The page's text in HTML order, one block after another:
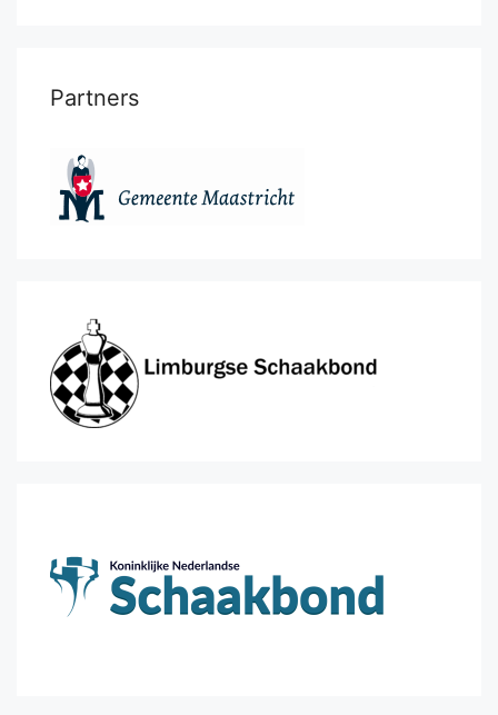
Partners